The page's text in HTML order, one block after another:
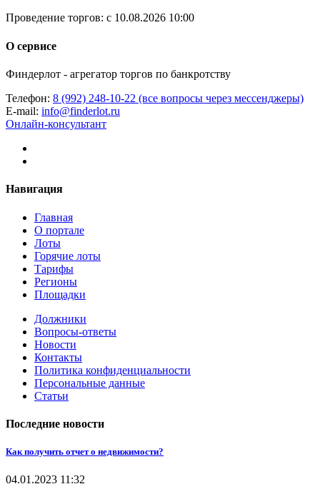
Проведение торгов: с 10.08.2026 10:00
О сервисе
Финдерлот - агрегатор торгов по банкротству
Телефон: 8 (992) 248-10-22 (все вопросы через мессенджеры)
E-mail: info@finderlot.ru
Онлайн-консультант
Навигация
Главная
О портале
Лоты
Горячие лоты
Тарифы
Регионы
Площадки
Должники
Вопросы-ответы
Новости
Контакты
Политика конфиденциальности
Персональные данные
Статьи
Последние новости
Как получить отчет о недвижимости?
04.01.2023 11:32